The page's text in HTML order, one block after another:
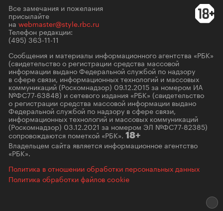
Все замечания и пожелания
присылайте
на webmaster@style.rbc.ru
Телефон редакции:
(495) 363-11-11
Сообщения и материалы информационного агентства «РБК»
(свидетельство о регистрации средства массовой
информации выдано Федеральной службой по надзору
в сфере связи, информационных технологий и массовых
коммуникаций (Роскомнадзор) 09.12.2015 за номером ИА
№ФС77-63848) и сетевого издания «РБК» (свидетельство
о регистрации средства массовой информации выдано
Федеральной службой по надзору в сфере связи,
информационных технологий и массовых коммуникаций
(Роскомнадзор) 03.12.2021 за номером ЭЛ №ФС77-82385)
сопровождаются пометкой «РБК». 18+
Владельцем сайта является информационное агентство
«РБК».
Политика в отношении обработки персональных данных
Политика обработки файлов cookie